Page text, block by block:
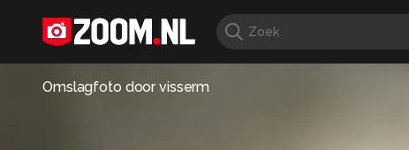
Omslagfoto doorvisserm